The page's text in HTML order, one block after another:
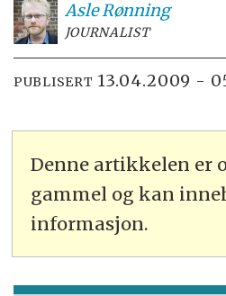
AsleRønning
JOURNALIST
PUBLISERT 13.04.2009 -
Denne artikkelen er
gammel og kan
informasjon.